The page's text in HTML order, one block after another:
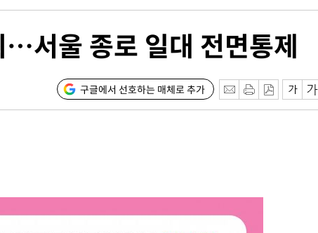
차 서울 종로 일대 전면통제
구글에서 선호하는 매체로 추가